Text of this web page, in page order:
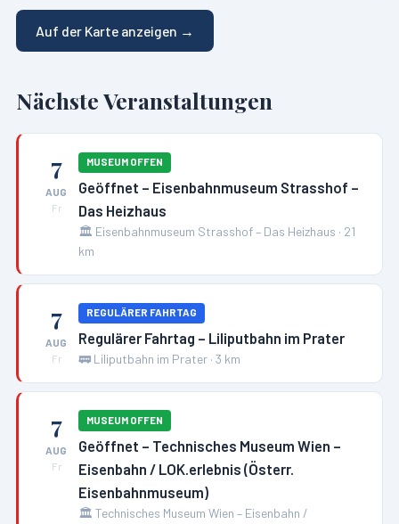
Auf der Karte anzeigen →
Nächste Veranstaltungen
7
AUG
Fr
MUSEUM OFFEN
Geöffnet – Eisenbahnmuseum Strasshof –
Das Heizhaus
🏛️ Eisenbahnmuseum Strasshof – Das Heizhaus · 21
km
7
AUG
Fr
REGULÄRER FAHRTAG
Regulärer Fahrtag – Liliputbahn im Prater
🚃 Liliputbahn im Prater ·3 km
7
AUG
Fr
MUSEUM OFFEN
Geöffnet – Technisches Museum Wien –
Eisenbahn / LOK.erlebnis (Österr.
Eisenbahnmuseum)
🏛️ Technisches Museum Wien – Eisenbahn /